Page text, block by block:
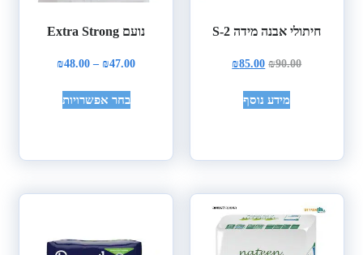
חיתולי אבנה מידה S-2
₪90.00
₪85.00
מידע נוסף
נועם Extra Strong
₪47.00
–
₪48.00
בחר אפשרויות